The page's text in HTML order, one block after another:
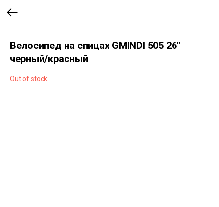
Велосипед на спицах GMINDI 505 26''
черный/красный
Out of stock